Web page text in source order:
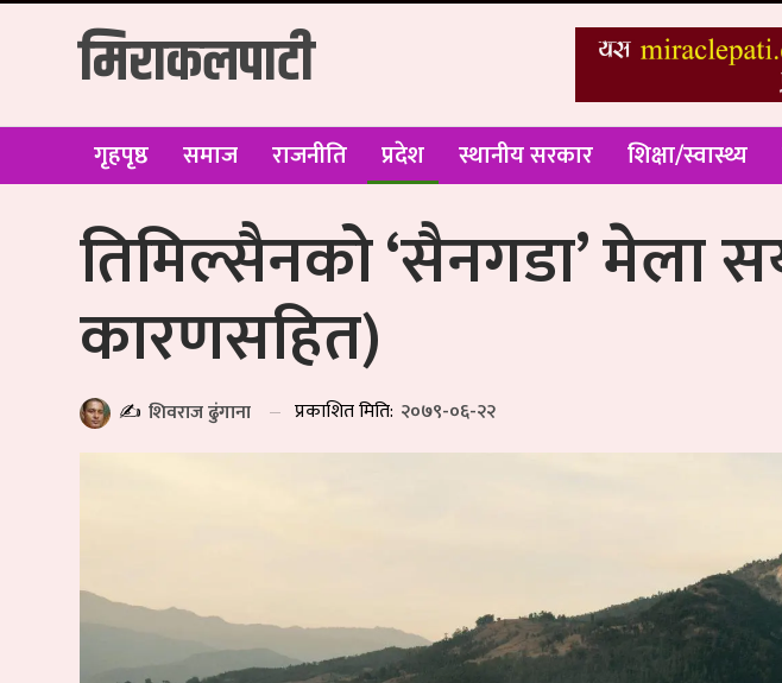
मिराकलपाटी
गृहपृष्ठ समाज राजनीति प्रदेश स्थानीय सरकार शिक्षा/स्वास्थ्य
तिमिल्सैनको ‘सैनगडा’ मेला
कारणसहित)
✍️ शिवराज ढुंगाना प्रकाशित मिति: २०७९-०६-२२